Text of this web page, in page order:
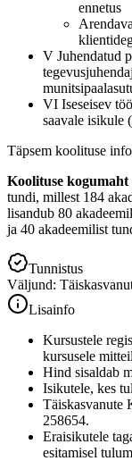
ennetus
V Juhendatud
VI Iseseisev
saavale isikule
Täpsem koolituse
Koolituse kogumaht
tundi, millest 184
lisandub 80
ja 40 akadeemilist
Tunnistus
Väljund:
Lisainfo
Kursustele
kursusele
Hind sisaldab
Isikutele, kes
Täiskasvanute
258654.
Eraisikutele
esitamisel